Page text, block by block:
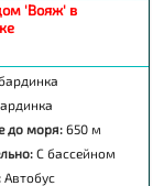
'Вояж' в
до моря:650 м
С бассейном
Автобус